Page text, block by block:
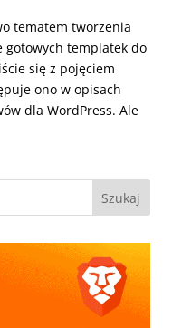
tematem tworzenia
gotowych templatek do
się z pojęciem
ono w opisach
dla WordPress. Ale